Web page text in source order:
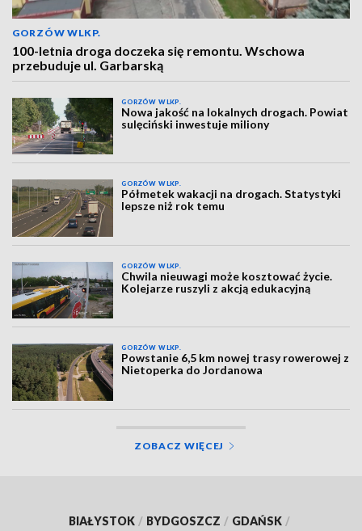
GORZÓW WLKP.
100-letnia droga doczeka się remontu. Wschowa
przebuduje ul. Garbarską
GORZÓW WLKP.
Nowa jakość na lokalnych drogach. Powiat
sulęciński inwestuje miliony
GORZÓW WLKP.
Półmetek wakacji na drogach. Statystyki
lepsze niż rok temu
GORZÓW WLKP.
Chwila nieuwagi może kosztować życie.
Kolejarze ruszyli z akcją edukacyjną
GORZÓW WLKP.
Powstanie 6,5 km nowej trasy rowerowej z
Nietoperka do Jordanowa
ZOBACZ WIĘCEJ
BIAŁYSTOK / BYDGOSZCZ / GDAŃSK /